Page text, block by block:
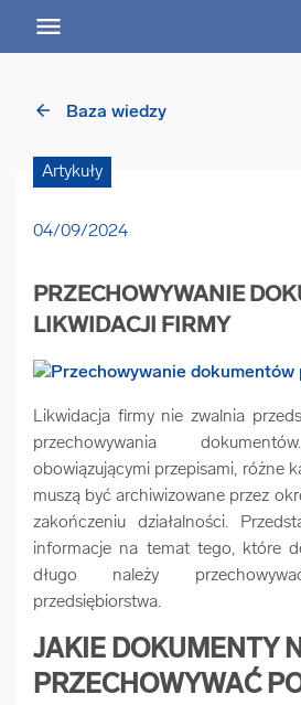
Niszczenie nośników informacji
Przechowywanie dokumentacji
Usługi digitalizacjyjne
Osuszanie dokumentów
Pozostałe usługi
arrow_back Baza wiedzy
Artykuły
04/09/2024
PRZECHOWYWANIE
LIKWIDACJI FIRMY
Likwidacja firmy nie zwalnia
przechowywania
obowiązującymi przepisami, różne
muszą być archiwizowane przez
zakończeniu działalności.
informacje na temat tego, które
długo należy
przedsiębiorstwa.
JAKIE DOKUMENTY
PRZECHOWYWAĆ